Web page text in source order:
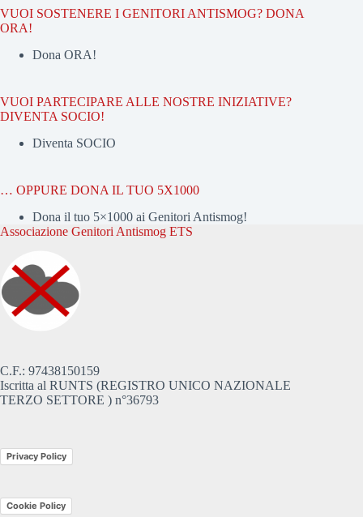
VUOI SOSTENERE I GENITORI ANTISMOG? DONA
ORA!
Dona ORA!
VUOI PARTECIPARE ALLE NOSTRE INIZIATIVE?
DIVENTA SOCIO!
Diventa SOCIO
… OPPURE DONA IL TUO 5X1000
Dona il tuo 5×1000 ai Genitori Antismog!
Associazione Genitori Antismog ETS
C.F.: 97438150159
Iscritta al RUNTS (REGISTRO UNICO NAZIONALE
TERZO SETTORE ) n°36793
Privacy Policy
Cookie Policy